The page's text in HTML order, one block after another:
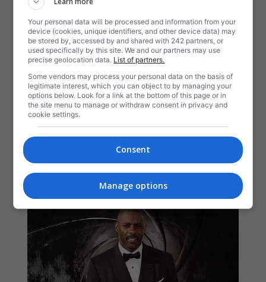
Your personal data will be processed and information from your
device (cookies, unique identifiers, and other device data) may
be stored by, accessed by and shared with 242 partners, or
used specifically by this site. We and our partners may use
precise geolocation data. List of partners.
Some vendors may process your personal data on the basis of
legitimate interest, which you can object to by managing your
options below. Look for a link at the bottom of this page or in
the site menu to manage or withdraw consent in privacy and
cookie settings.
Consent
Manage options